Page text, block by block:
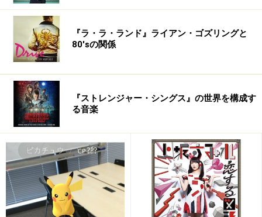
的な歌唱が堪能できます。やはり、このアルバムでのハ
イライトは、ロイクソップのトルビョム・ブルンドフラ
ントがプロデュースとプログラミングでお手伝いした
「Sexy Love」です。もう一つ、Royksopp Remixという
のがあって、こちらは如何にもロイクソップ・サウンド
になっていますが、アルバム収録分もシンプルで素敵で
す。タイトル曲の「Tundra」は、ベル・カントの中近東
風サウンドも感じられるお家芸。アルバムのライナーに
収録のレコーディング風景には、ちゃんとトルビョムが
写っています。
『ラ・ラ・ランド』ライアン・ゴズリングと
80'sの関係
『ストレンジャー・シングス』の世界を構成す
る音楽